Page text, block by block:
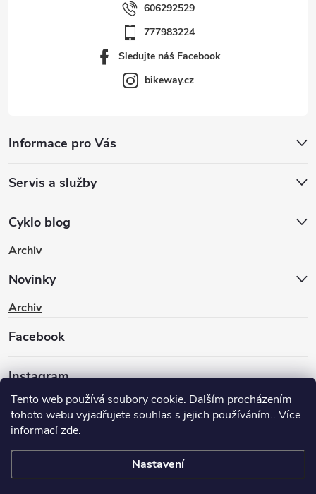
Tento web používá soubory cookie. Dalším procházením
tohoto webu vyjadřujete souhlas s jejich používáním.. Více
informacízde.
Nastavení
606292529
777983224
Sledujte náš Facebook
bikeway.cz
Informace pro Vás
Servis a služby
Cyklo blog
Archiv
Novinky
Archiv
Facebook
Instagram